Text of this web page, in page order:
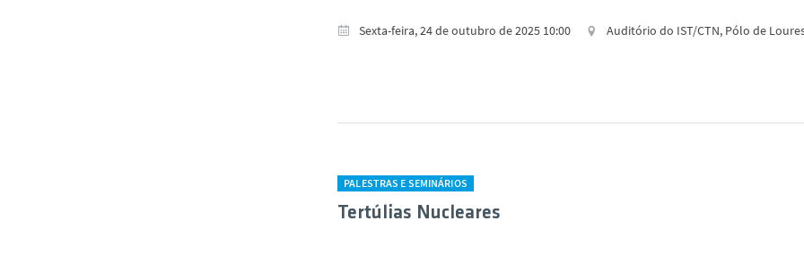
Sexta-feira, 24 de outubro de 2025 10:00 Auditório do IST/CTN, Pólo de
PALESTRAS E SEMINÁRIOS
Tertúlias Nucleares